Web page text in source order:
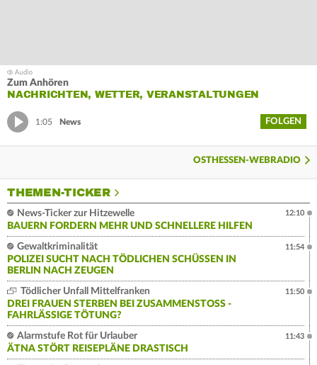
Zum Anhören
NACHRICHTEN, WETTER, VERANSTALTUNGEN
1:05 News FOLGEN
OSTHESSEN-WEBRADIO
THEMEN-TICKER
News-Ticker zur Hitzewelle
BAUERN FORDERN MEHR UND SCHNELLERE HILFEN
12:10
Gewaltkriminalität
POLIZEI SUCHT NACH TÖDLICHEN SCHÜSSEN IN
BERLIN NACH ZEUGEN
11:54
Tödlicher Unfall Mittelfranken
DREI FRAUEN STERBEN BEI ZUSAMMENSTOSS - F
AHRLÄSSIGE TÖTUNG?
11:50
Alarmstufe Rot für Urlauber
ÄTNA STÖRT REISEPLÄNE DRASTISCH
11:43